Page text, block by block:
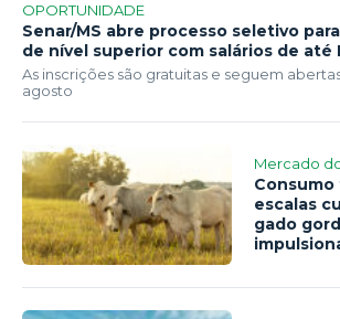
OPORTUNIDADE
Senar/MS abre processo seletivo
de nível superior com salários de até
As inscrições são gratuitas e seguem
agosto
Mercado
Consumo
escalas
gado